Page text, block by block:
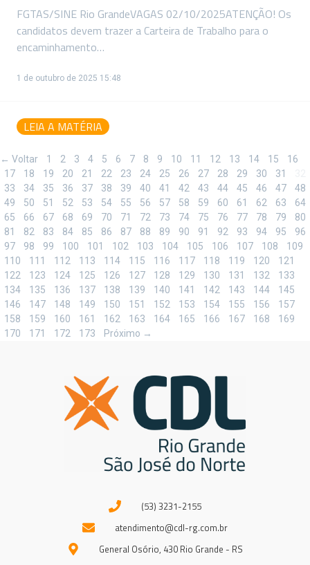
FGTAS/SINE Rio GrandeVAGAS 02/10/2025ATENÇÃO! Os
candidatos devem trazer a Carteira de Trabalho para o
encaminhamento…
1 de outubro de 2025 15:48
LEIA A MATÉRIA
← Voltar 1 2 3 4 5 6 7 8 9 10 11 12 13 14 15
16
17
18 19 20 21 22 23 24 25 26 27 28 29 30 31
33
34 35 36 37 38 39 40 41 42 43 44 45 46 47
48
49
50 51 52 53 54 55 56 57 58 59 60 61 62 63
64
65
66 67 68 69 70 71 72 73 74 75 76 77 78 79
80
81
82 83 84 85 86 87 88 89 90 91 92 93 94 95
96
97
98 99 100 101 102 103 104 105 106 107 108
109
110
111 112 113 114 115 116 117 118 119 120
121
122
123 124 125 126 127 128 129 130 131 132
133
134
135 136 137 138 139 140 141 142 143 144
145
146
147 148 149 150 151 152 153 154 155 156
157
158
159 160 161 162 163 164 165 166 167 168
169
170
171 172 173 Próximo →
(53) 3231-2155
atendimento@cdl-rg.com.br
General Osório, 430 Rio Grande - RS